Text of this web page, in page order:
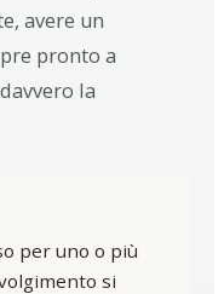
avere un
pronto a
la
per uno o più
si